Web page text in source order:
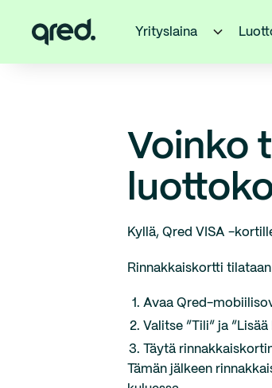
Yrityslaina
Voinko
Kyllä, Qred VISA -
Rinnakkaiskortti tilataan
Avaa Qred-
Valitse ”Tili” ja
Täytä
Tämän jälkeen